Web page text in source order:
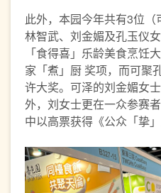
此外，本园今年共有3位
林智武、刘金媚及孔玉仪
「食得喜」乐龄美食烹饪
家「煮」厨 奖项，而可聚
许大奖。可泽的刘金媚女
外，刘女士更在一众参赛
中以高票获得《公众「挚